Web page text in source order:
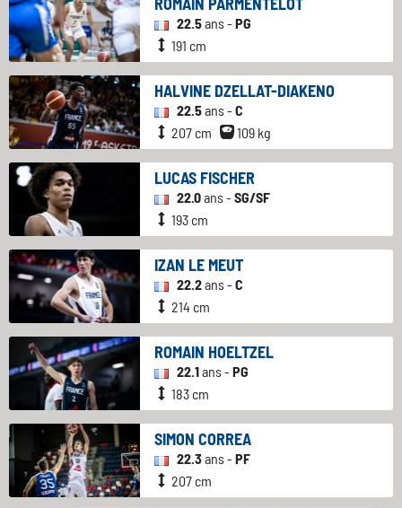
22.5ans - PG
191 cm
HALVINE DZELLAT-DIAKENO
22.5ans - C
207 cm
109 kg
LUCAS FISCHER
22.0ans - SG/SF
193 cm
IZAN LE MEUT
22.2ans - C
214 cm
ROMAIN HOELTZEL
22.1ans - PG
183 cm
SIMON CORREA
22.3ans - PF
207 cm